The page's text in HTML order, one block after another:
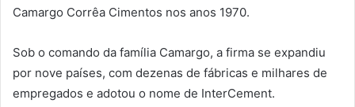
Camargo Corrêa Cimentos nos anos 1970.
Sob o comando da família Camargo, a firma se expandiu
por nove países, com dezenas de fábricas e milhares de
empregados e adotou o nome de InterCement.